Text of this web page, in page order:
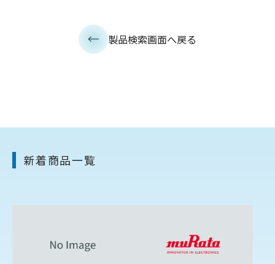
製品検索画面へ戻る
新着商品一覧